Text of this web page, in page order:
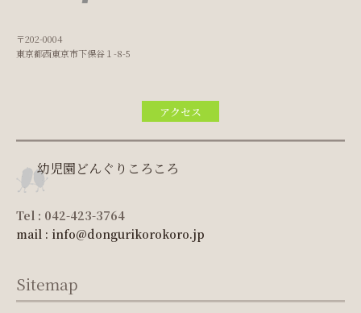
〒202-0004
東京都西東京市下保谷１-8-5
アクセス
幼児園どんぐりころころ
Tel : 042-423-3764
mail : info@dongurikorokoro.jp
Sitemap